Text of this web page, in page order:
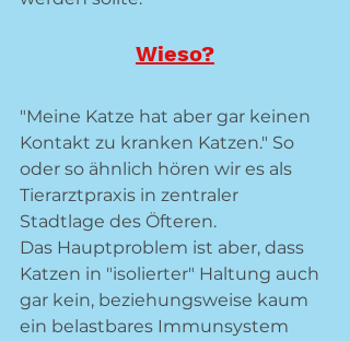
Wieso?
"Meine Katze hat aber gar keinen
Kontakt zu kranken Katzen." So
oder so ähnlich hören wir es als
Tierarztpraxis in zentraler
Stadtlage des Öfteren.
Das Hauptproblem ist aber, dass
Katzen in "isolierter" Haltung auch
gar kein, beziehungsweise kaum
ein belastbares Immunsystem